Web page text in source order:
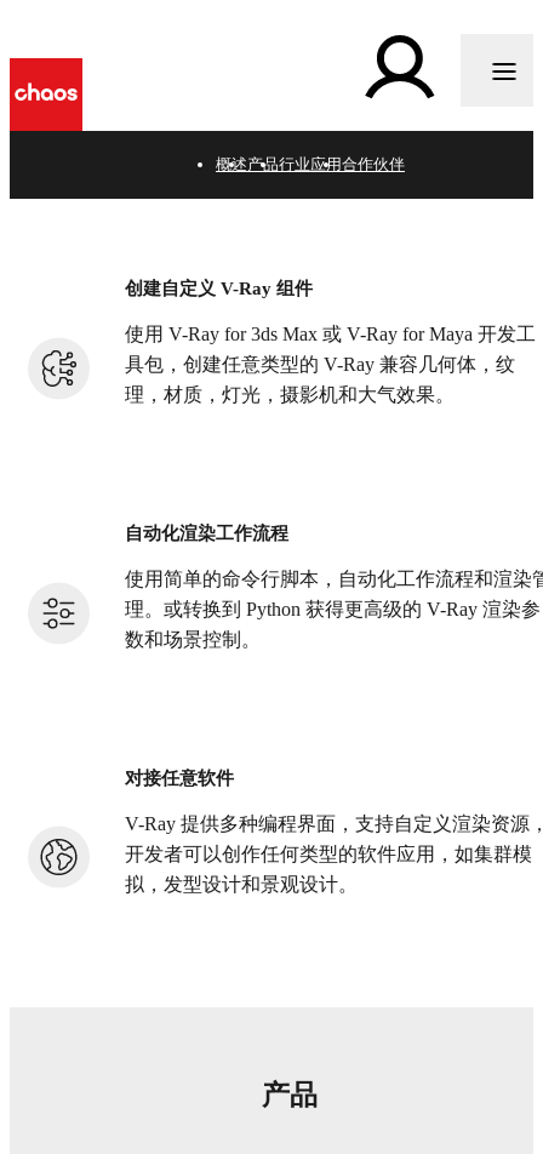
染管理工具
概述产品行业应用合作伙伴
创建自定义 V-Ray 组件
使用 V-Ray for 3ds Max 或 V-Ray for Maya 开发工
具包，创建任意类型的 V-Ray 兼容几何体，纹
理，材质，灯光，摄影机和大气效果。
自动化渲染工作流程
使用简单的命令行脚本，自动化工作流程和渲染
理。或转换到 Python 获得更高级的 V-Ray 渲染参
数和场景控制。
对接任意软件
V-Ray 提供多种编程界面，支持自定义渲染资源
开发者可以创作任何类型的软件应用，如集群模
拟，发型设计和景观设计。
产品